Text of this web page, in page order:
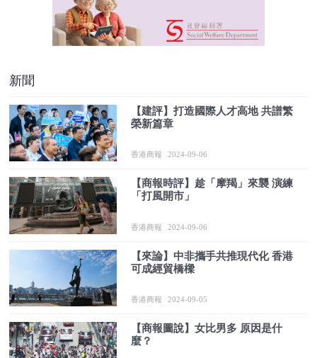
新聞
【建評】打造國際人才高地 共譜繁
榮新篇章
香港商報 2024-09-06
【商報時評】趁「摩羯」來襲 演練
「打風開市」
香港商報 2024-09-06
【來論】中非攜手共推現代化 香港
可成經貿橋樑
香港商報 2024-09-05
【商報圖說】女比男多 原因是什
麼？